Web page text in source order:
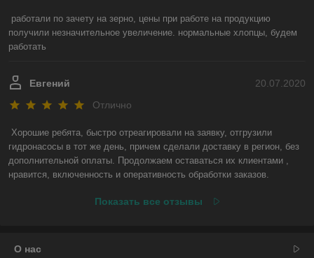
работали по зачету на зерно, цены при работе на продукцию
получили незначительное увеличение. нормальные хлопцы, будем
работать
20.07.2020
Евгений
Отлично
Хорошие ребята, быстро отреагировали на заявку, отгрузили
гидронасосы в тот же день, причем сделали доставку в регион, без
дополнительной оплаты. Продолжаем оставаться их клиентами ,
нравится, включенность и оперативность обработки заказов.
Показать все отзывы
О нас